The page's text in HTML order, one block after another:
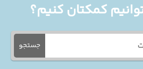
کمکتان کنیم؟
جستجو